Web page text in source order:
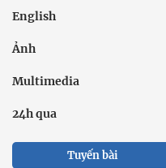
English
Ảnh
Multimedia
24h qua
Tuyến bài